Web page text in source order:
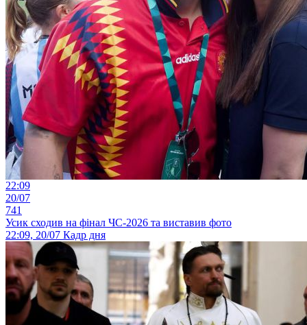
22:09
20/07
741
Усик сходив на фінал ЧС-2026 та виставив фото
22:09, 20/07 Кадр дня